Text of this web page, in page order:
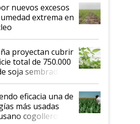
nuevos excesos
extrema en
proyectan cubrir
total de 750.000
soja sembradas
generación de
marcan un
en genética y
eficacia una de
más usadas
cogollero? El